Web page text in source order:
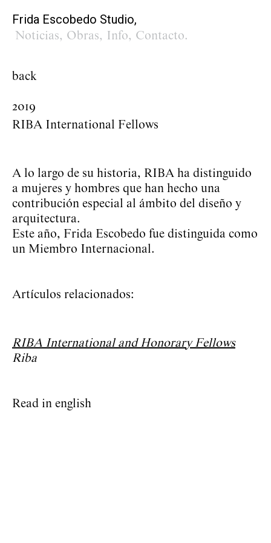
Frida Escobedo Studio,
Noticias, Obras, Info, Contacto.
back
2019
RIBA International Fellows
A lo largo de su historia, RIBA ha distinguido
a mujeres y hombres que han hecho una
contribución especial al ámbito del diseño y
arquitectura.
Este año, Frida Escobedo fue distinguida como
un Miembro Internacional.
Artículos relacionados:
RIBA International and Honorary Fellows
Riba
Read in english